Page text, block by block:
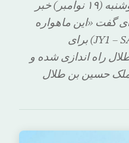
کوچک به فضا در شامگاه دوشنبه (۱۹ نوامبر) خبر
ای گفت «این ماهواره
کوچک اردنی موسوم به (JY1 – SAT) برای
راه اندازی شده و
حسین بن طلال